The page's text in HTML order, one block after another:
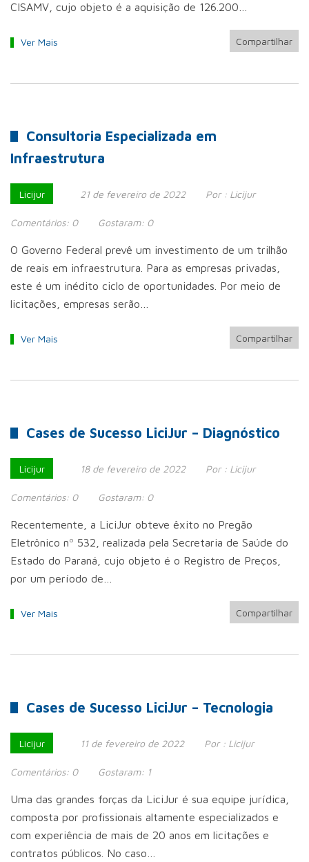
CISAMV, cujo objeto é a aquisição de 126.200…
Ver Mais Compartilhar
Consultoria Especializada em
Infraestrutura
Licijur 21 de fevereiro de 2022 Por : Licijur
Comentários: 0 Gostaram: 0
O Governo Federal prevê um investimento de um trilhão
de reais em infraestrutura. Para as empresas privadas,
este é um inédito ciclo de oportunidades. Por meio de
licitações, empresas serão…
Ver Mais Compartilhar
Cases de Sucesso LiciJur – Diagnóstico
Licijur 18 de fevereiro de 2022 Por : Licijur
Comentários: 0 Gostaram: 0
Recentemente, a LiciJur obteve êxito no Pregão
Eletrônico nº 532, realizada pela Secretaria de Saúde do
Estado do Paraná, cujo objeto é o Registro de Preços,
por um período de…
Ver Mais Compartilhar
Cases de Sucesso LiciJur – Tecnologia
Licijur 11 de fevereiro de 2022 Por : Licijur
Comentários: 0 Gostaram: 1
Uma das grandes forças da LiciJur é sua equipe jurídica,
composta por profissionais altamente especializados e
com experiência de mais de 20 anos em licitações e
contratos públicos. No caso…